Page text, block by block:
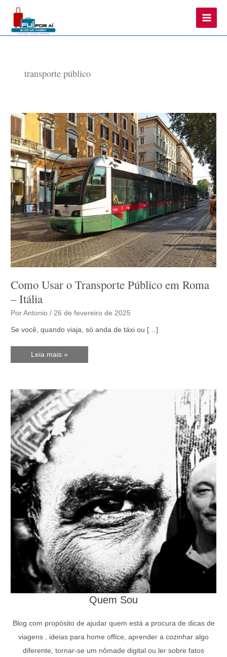
Main
transporte público
Como Usar o Transporte Público em Roma
– Itália
PorAntonio/ 26 de fevereiro de 2025
Se você, quando viaja, só anda de táxi ou […]
Como
Roma
–
Itália
Leia mais »
Quem Sou
Blog com propósito de ajudar quem está a procura de dicas de
viagens , ideias para home office, aprender a cozinhar algo
diferente, tornar-se um nômade digital ou ler sobre fatos